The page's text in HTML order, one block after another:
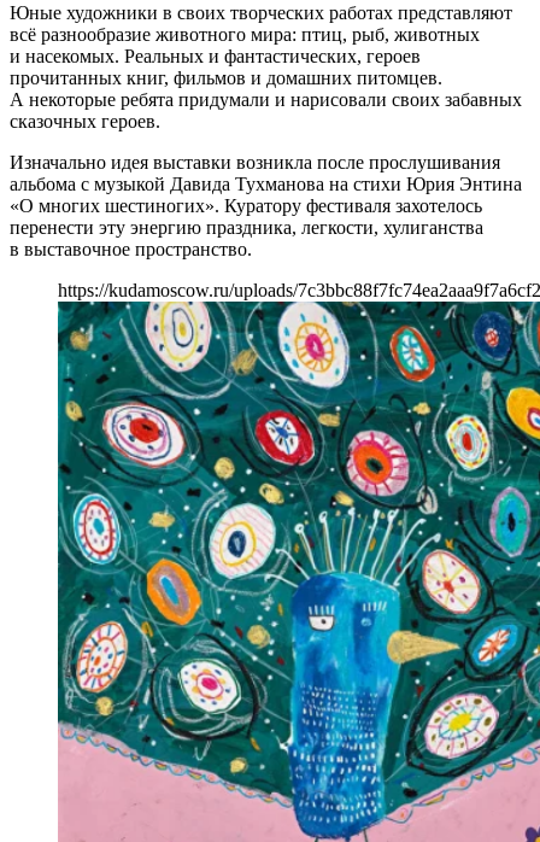
Юные художники в своих творческих работах представляют
всё разнообразие животного мира: птиц, рыб, животных
и насекомых. Реальных и фантастических, героев
прочитанных книг, фильмов и домашних питомцев.
А некоторые ребята придумали и нарисовали своих забавных
сказочных героев.
Изначально идея выставки возникла после прослушивания
альбома с музыкой Давида Тухманова на стихи Юрия Энтина
«О многих шестиногих». Куратору фестиваля захотелось
перенести эту энергию праздника, легкости, хулиганства
в выставочное пространство.
https://kudamoscow.ru/uploads/